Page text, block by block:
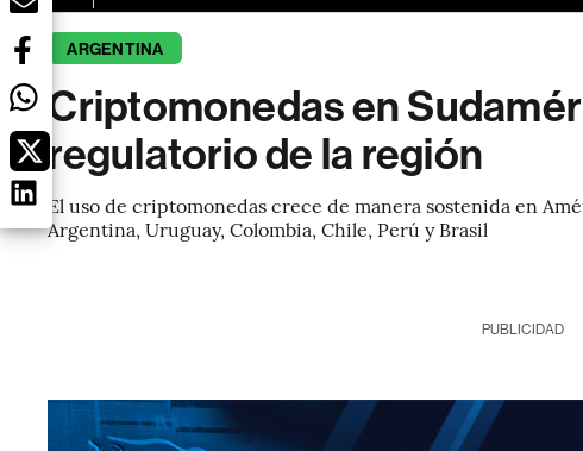
ARGENTINA
Criptomonedas en
regulatorio de la región
El uso de criptomonedas crece de manera sostenida en
Argentina, Uruguay, Colombia, Chile, Perú y Brasil
PUBLICIDAD